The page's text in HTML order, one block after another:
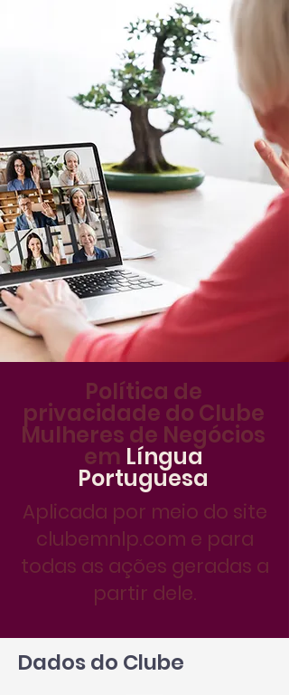
Política de
privacidade do Clube
Mulheres de Negócios
em Língua
Portuguesa
Aplicada por meio do site
clubemnlp.com e para
todas as ações geradas a
partir dele.
Dados do Clube